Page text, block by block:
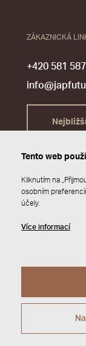
ZÁKAZNICKÁ
+420 581
© 2026 JAP
Zásady
Tento web
Kliknutím na
osobním
účely.
Více informací